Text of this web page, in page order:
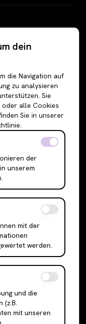
dein
die Navigation auf
zu analysieren
Sie
oder alle Cookies
Sie in unserer
der
unserem
mit der
werden.
und die
(z.B.
mit unseren